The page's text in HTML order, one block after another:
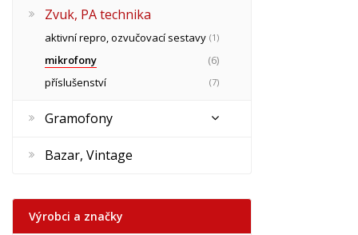
Zvuk, PA technika
aktivní repro, ozvučovací sestavy (1)
mikrofony
(6)
příslušenství
(7)
Gramofony
Bazar, Vintage
Výrobci a značky